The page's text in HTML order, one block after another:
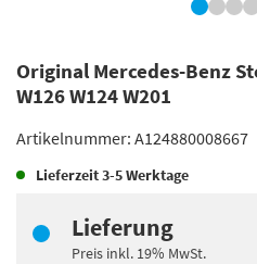
Original Mercedes-Benz
W126 W124 W201
Artikelnummer: A124880008667
Lieferzeit3-5 Werktage
Lieferung
Preis inkl. 19% MwSt.